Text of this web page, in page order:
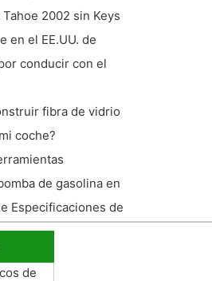
2002 sin Keys
en el EE.UU. de
conducir con el
fibra de vidrio
coche?
de gasolina en
1996
Especificaciones de
de